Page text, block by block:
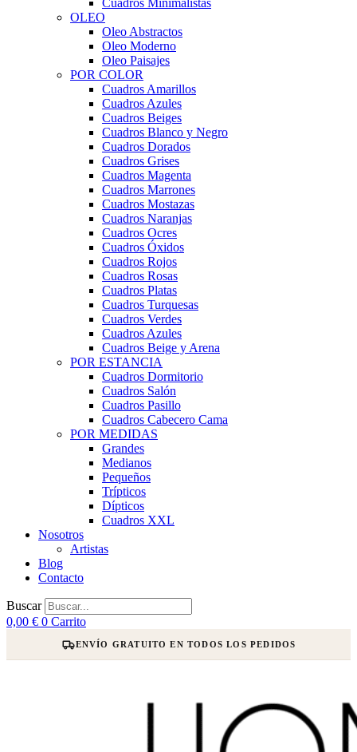
Cuadros Minimalistas
OLEO
Oleo Abstractos
Oleo Moderno
Oleo Paisajes
POR COLOR
Cuadros Amarillos
Cuadros Azules
Cuadros Beiges
Cuadros Blanco y Negro
Cuadros Dorados
Cuadros Grises
Cuadros Magenta
Cuadros Marrones
Cuadros Mostazas
Cuadros Naranjas
Cuadros Ocres
Cuadros Óxidos
Cuadros Rojos
Cuadros Rosas
Cuadros Platas
Cuadros Turquesas
Cuadros Verdes
Cuadros Azules
Cuadros Beige y Arena
POR ESTANCIA
Cuadros Dormitorio
Cuadros Salón
Cuadros Pasillo
Cuadros Cabecero Cama
POR MEDIDAS
Grandes
Medianos
Pequeños
Trípticos
Dípticos
Cuadros XXL
Nosotros
Artistas
Blog
Contacto
Buscar
0,00 € 0 Carrito
ENVÍO GRATUITO EN TODOS LOS PEDIDOS